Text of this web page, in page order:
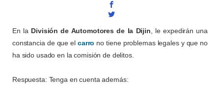
En la División de Automotores de la Dijin , le expedirán una
constancia de que elcarro no tiene problemas legales y que no
ha sido usado en la comisión de delitos.
Respuesta: Tenga en cuenta además: